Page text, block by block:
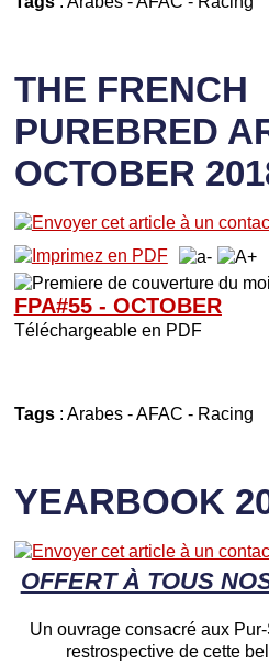
THE FRENCH
PUREBRED
OCTOBER
FPA#55 - OCTOBER
Téléchargeable en PDF
Tags: Arabes-AFAC - Racing
YEARBOOK
OFFERT À TOUS
Un ouvrage consacré aux
restrospective de cette